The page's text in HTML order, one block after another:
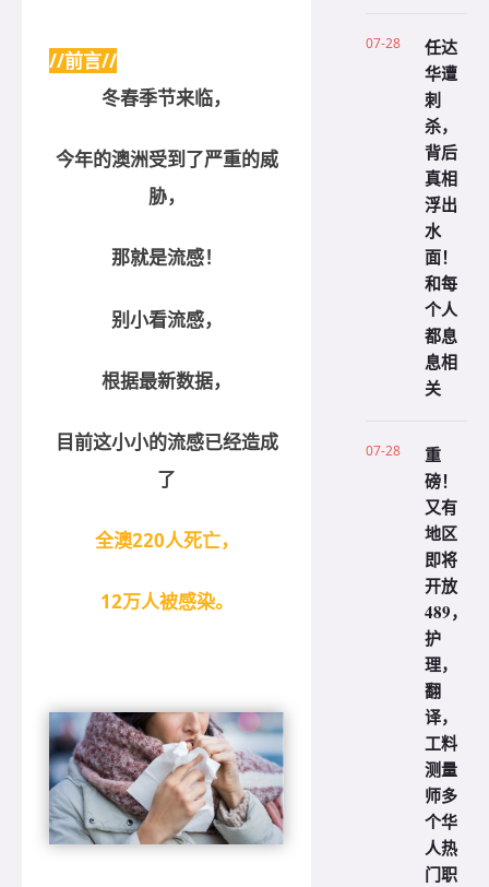
//前言//
冬春季节来临，
今年的澳洲受到了严重的威
胁，
那就是流感！
别小看流感，
根据最新数据，
目前这小小的流感已经造成
了
全澳220人死亡，
12万人被感染。
07-28
任达
华遭
刺
杀，
背后
真相
浮出
水
面！
和每
个人
都息
息相
关
07-28
重
磅！
又有
地区
即将
开放
489，
护
理，
翻
译，
工料
测量
师多
个华
人热
门职